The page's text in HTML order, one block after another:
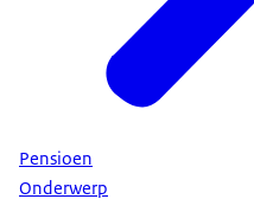
Pensioen
Onderwerp